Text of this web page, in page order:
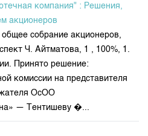
компания" : Решения,
акционеров
собрание акционеров,
Ч. Айтматова, 1 , 100%, 1.
Принято решение:
комиссии на представителя
ОсОО
— Тентишеву �...